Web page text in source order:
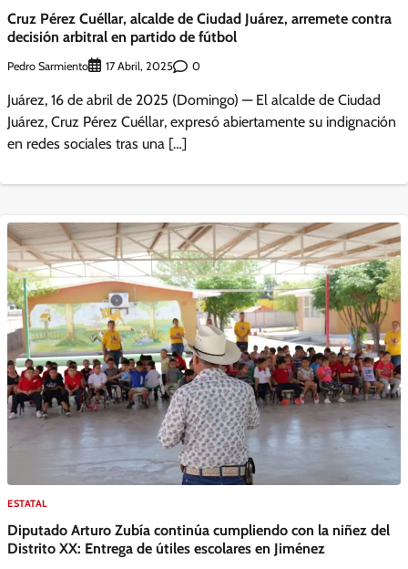
Cruz Pérez Cuéllar, alcalde de Ciudad Juárez, arremete contra
decisión arbitral en partido de fútbol
Pedro Sarmiento 17 Abril, 2025 0
Juárez, 16 de abril de 2025 (Domingo) — El alcalde de Ciudad
Juárez, Cruz Pérez Cuéllar, expresó abiertamente su indignación
en redes sociales tras una […]
ESTATAL
Diputado Arturo Zubía continúa cumpliendo con la niñez del
Distrito XX: Entrega de útiles escolares en Jiménez